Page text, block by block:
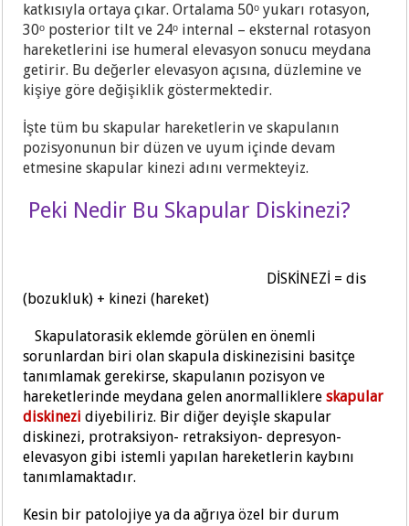
katkısıyla ortaya çıkar. Ortalama 50ᵒ yukarı rotasyon,
30ᵒ posterior tilt ve 24ᵒ internal – eksternal rotasyon
hareketlerini ise humeral elevasyon sonucu meydana
getirir. Bu değerler elevasyon açısına, düzlemine ve
kişiye göre değişiklik göstermektedir.
İşte tüm bu skapular hareketlerin ve skapulanın
pozisyonunun bir düzen ve uyum içinde devam
etmesine skapular kinezi adını vermekteyiz.
Peki Nedir Bu Skapular Diskinezi?
DİSKİNEZİ = dis
(bozukluk) + kinezi (hareket)
Skapulatorasik eklemde görülen en önemli
sorunlardan biri olan skapula diskinezisini basitçe
tanımlamak gerekirse, skapulanın pozisyon ve
hareketlerinde meydana gelen anormalliklereskapular
diskinezi diyebiliriz. Bir diğer deyişle skapular
diskinezi, protraksiyon- retraksiyon- depresyon-
elevasyon gibi istemli yapılan hareketlerin kaybını
tanımlamaktadır.
Kesin bir patolojiye ya da ağrıya özel bir durum